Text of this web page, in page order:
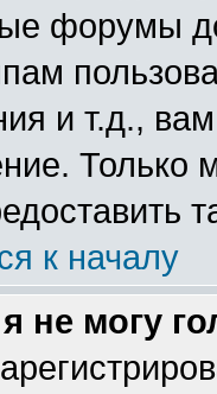
форумы
и т.д.,
Только
к началу
не могу